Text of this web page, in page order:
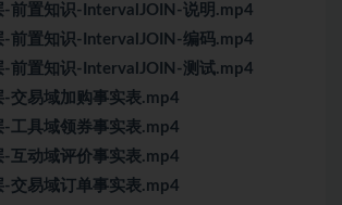
前置知识-IntervalJOIN-说明.mp4
前置知识-IntervalJOIN-编码.mp4
前置知识-IntervalJOIN-测试.mp4
交易域加购事实表.mp4
工具域领券事实表.mp4
互动域评价事实表.mp4
交易域订单事实表.mp4